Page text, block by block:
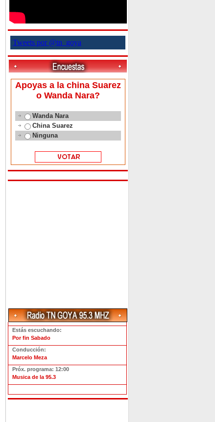
Tweets por @tn_goya
Apoyas a la china Suarez
o Wanda Nara?
Wanda Nara
China Suarez
Ninguna
Estás escuchando:
Por fin Sabado
Conducción:
Marcelo Meza
Próx. programa: 12:00
Musica de la 95.3